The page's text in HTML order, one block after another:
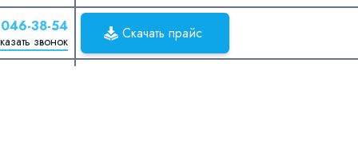
38-54
звонок Скачать прайс